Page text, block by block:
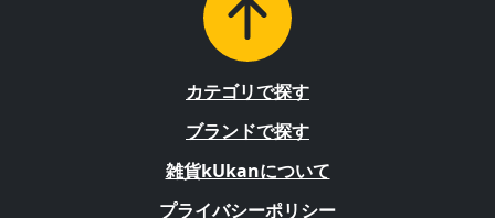
カテゴリで探す
ブランドで探す
雑貨kUkanについて
プライバシーポリシー